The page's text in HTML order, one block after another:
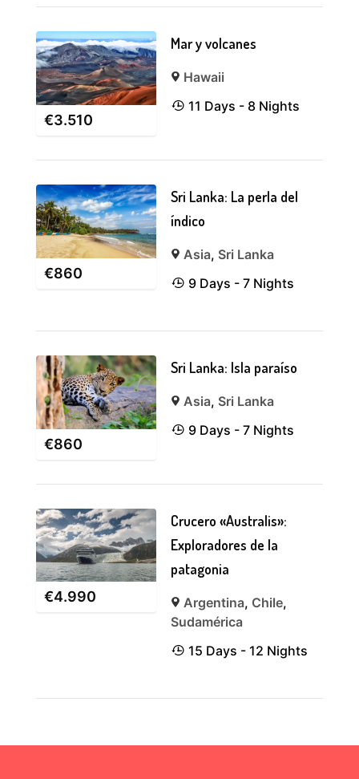
€3.510
Mar y volcanes
Hawaii
11 Days - 8 Nights
€860
Sri Lanka: La perla del
índico
Asia, Sri Lanka
9 Days - 7 Nights
€860
Sri Lanka: Isla paraíso
Asia, Sri Lanka
9 Days - 7 Nights
€4.990
Crucero «Australis»:
Exploradores de la
patagonia
Argentina, Chile,
Sudamérica
15 Days - 12 Nights